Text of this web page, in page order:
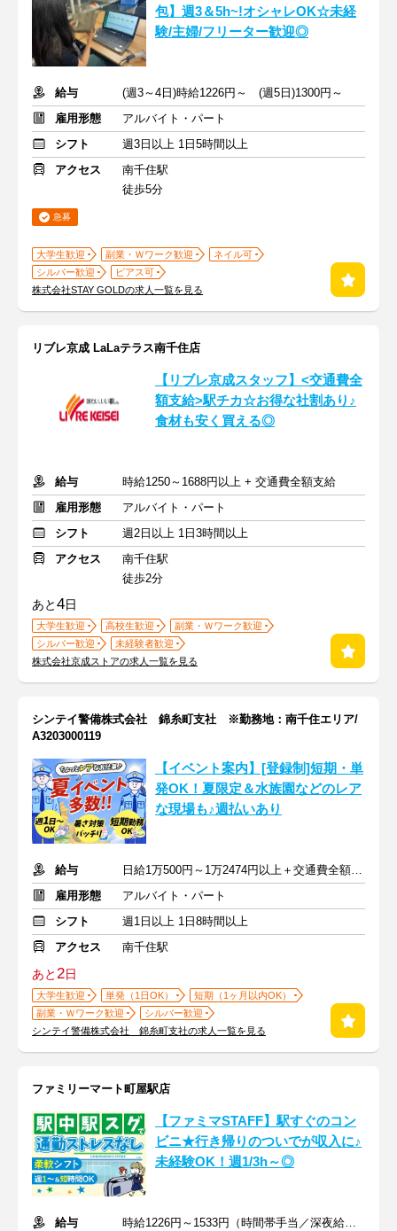
包】週3＆5h~!オシャレOK☆未経
験/主婦/フリーター歓迎◎
給与
(週3～4日)時給1226円～ (週5日)1300円～
雇用形態
アルバイト・パート
シフト
週3日以上 1日5時間以上
アクセス
南千住駅
徒歩5分
急募
大学生歓迎 副業・Ｗワーク歓迎
ネイル可
シルバー歓迎
ピアス可
株式会社STAY GOLDの求人一覧を見る
リブレ京成 LaLaテラス南千住店
【リブレ京成スタッフ】<交通費全
額支給>駅チカ☆お得な社割あり♪
食材も安く買える◎
給与
時給1250～1688円以上 + 交通費全額支給
雇用形態
アルバイト・パート
シフト
週2日以上 1日3時間以上
アクセス
南千住駅
徒歩2分
あと4日
大学生歓迎 高校生歓迎
副業・Ｗワーク歓迎
シルバー歓迎
未経験者歓迎
株式会社京成ストアの求人一覧を見る
シンテイ警備株式会社 錦糸町支社 ※勤務地：南千住エリア/
A3203000119
【イベント案内】[登録制]短期・単
発OK！夏限定＆水族園などのレア
な現場も♪週払いあり
給与
日給1万500円～1万2474円以上＋交通費全額支給
雇用形態
アルバイト・パート
シフト
週1日以上 1日8時間以上
アクセス
南千住駅
あと2日
大学生歓迎 単発（1日OK）
短期（1ヶ月以内OK）
副業・Ｗワーク歓迎
シルバー歓迎
シンテイ警備株式会社 錦糸町支社の求人一覧を見る
ファミリーマート町屋駅店
【ファミマSTAFF】駅すぐのコン
ビニ★行き帰りのついでが収入に♪
未経験OK！週1/3h～◎
給与
時給1226円～1533円（時間帯手当／深夜給含む）